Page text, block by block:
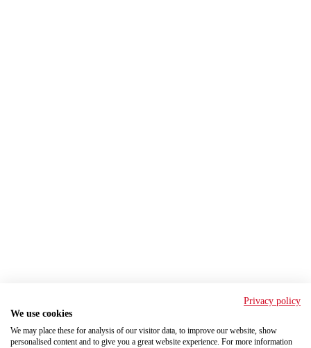
Privacy policy
We use cookies
We may place these for analysis of our visitor data, to improve our website, show
personalised content and to give you a great website experience. For more information